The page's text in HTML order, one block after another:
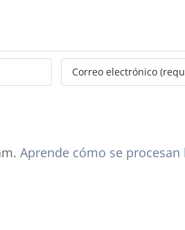
Aprende cómo se